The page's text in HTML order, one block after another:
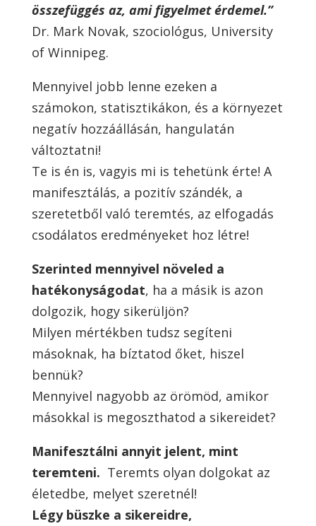
összefüggés az, ami figyelmet érdemel.”
Dr. Mark Novak, szociológus, University
of Winnipeg.
Mennyivel jobb lenne ezeken a
számokon, statisztikákon, és a környezet
negatív hozzáállásán, hangulatán
változtatni!
Te is én is, vagyis mi is tehetünk érte! A
manifesztálás, a pozitív szándék, a
szeretetből való teremtés, az elfogadás
csodálatos eredményeket hoz létre!
Szerinted mennyivel növeled a
hatékonyságodat, ha a másik is azon
dolgozik, hogy sikerüljön?
Milyen mértékben tudsz segíteni
másoknak, ha bíztatod őket, hiszel
bennük?
Mennyivel nagyobb az örömöd, amikor
másokkal is megoszthatod a sikereidet?
Manifesztálni annyit jelent, mint
teremteni. Teremts olyan dolgokat az
életedbe, melyet szeretnél!
Légy büszke a sikereidre,